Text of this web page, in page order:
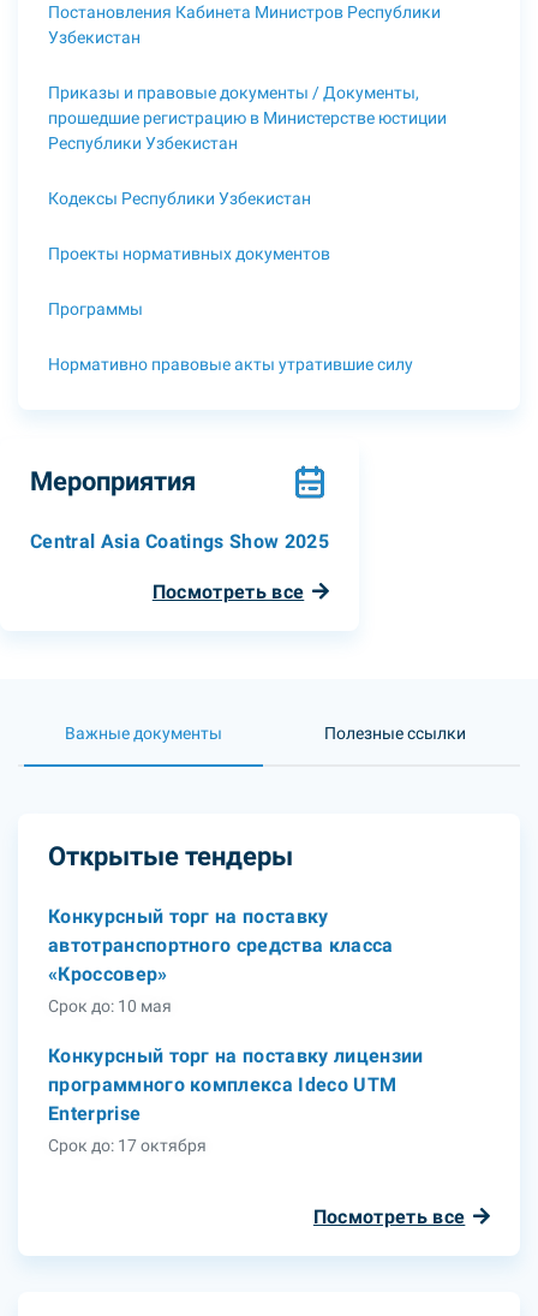
Постановления Кабинета Министров Республики
Узбекистан
Приказы и правовые документы / Документы,
прошедшие регистрацию в Министерстве юстиции
Республики Узбекистан
Кодексы Республики Узбекистан
Проекты нормативных документов
Программы
Нормативно правовые акты утратившие силу
Мероприятия
Central Asia Coatings Show 2025
Посмотреть все
Важные документы Полезные ссылки
Открытые тендеры
Конкурсный торг на поставку
автотранспортного средства класса
«Кроссовер»
Срок до: 10 мая
Конкурсный торг на поставку лицензии
программного комплекса Ideco UTM
Enterprise
Срок до: 17 октября
Посмотреть все